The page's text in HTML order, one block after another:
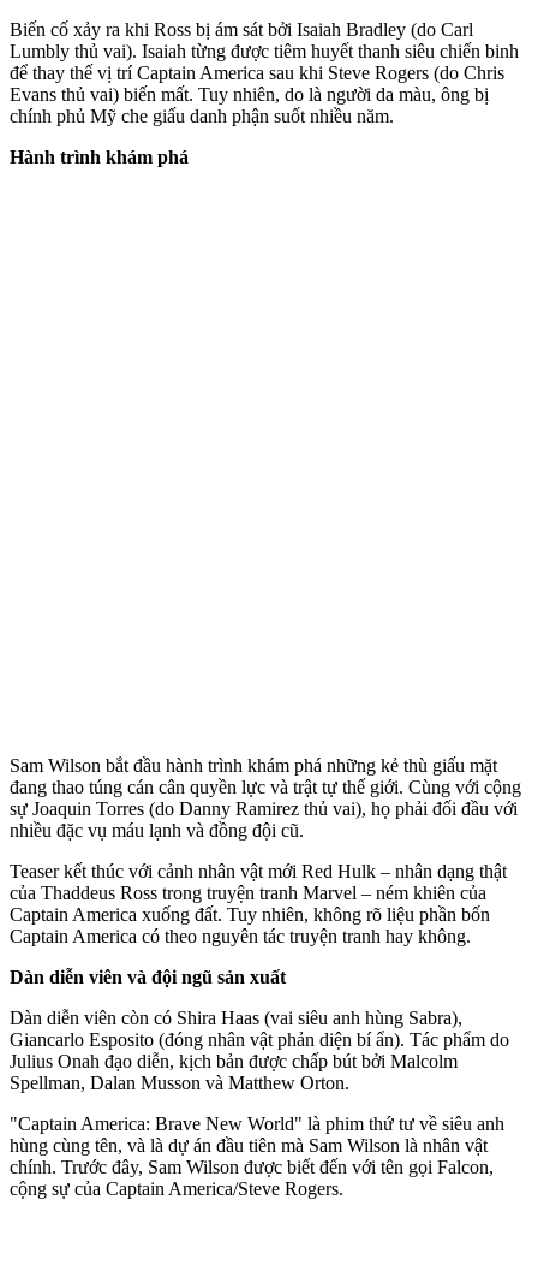
Biến cố xảy ra khi Ross bị ám sát bởi Isaiah Bradley (do Carl
Lumbly thủ vai). Isaiah từng được tiêm huyết thanh siêu chiến binh
để thay thế vị trí Captain America sau khi Steve Rogers (do Chris
Evans thủ vai) biến mất. Tuy nhiên, do là người d‌a mà‌u, ông bị
chính phủ Mỹ che giấu danh phận suốt nhiều năm.
Hành trình khám phá
Sam Wilson bắt đầu hành trình khám phá những kẻ thù giấu mặt
đang thao túng cán cân quyền lực và trật tự thế giới. Cùng với cộng
sự Joaquin Torres (do Danny Ramirez thủ vai), họ phải đối đầu với
nhiều đặc vụ máu lạnh và đồng đội cũ.
Teaser kết thúc với cảnh nhân vật mới Red Hulk – nhân dạng thật
của Thaddeus Ross trong truyện tranh Marvel – ném khiên của
Captain America xuống đất. Tuy nhiên, không rõ liệu phần bốn
Captain America có theo nguyên tác truyện tranh hay không.
Dàn diễn viên và đội ngũ sản xuất
Dàn diễn viên còn có Shira Haas (vai siêu anh hùng Sabra),
Giancarlo Esposito (đóng nhân vật phản diện bí ẩn). Tác phẩm do
Julius Onah đạo diễn, kịch bản được chấp bút bởi Malcolm
Spellman, Dalan Musson và Matthew Orton.
"Captain America: Brave New World" là phim thứ tư về siêu anh
hùng cùng tên, và là dự án đầu tiên mà Sam Wilson là nhân vật
chính. Trước đây, Sam Wilson được biết đến với tên gọi Falcon,
cộng sự của Captain America/Steve Rogers.